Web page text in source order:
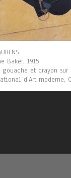
Baker, 1915
gouache et crayon sur
d’Art moderne,